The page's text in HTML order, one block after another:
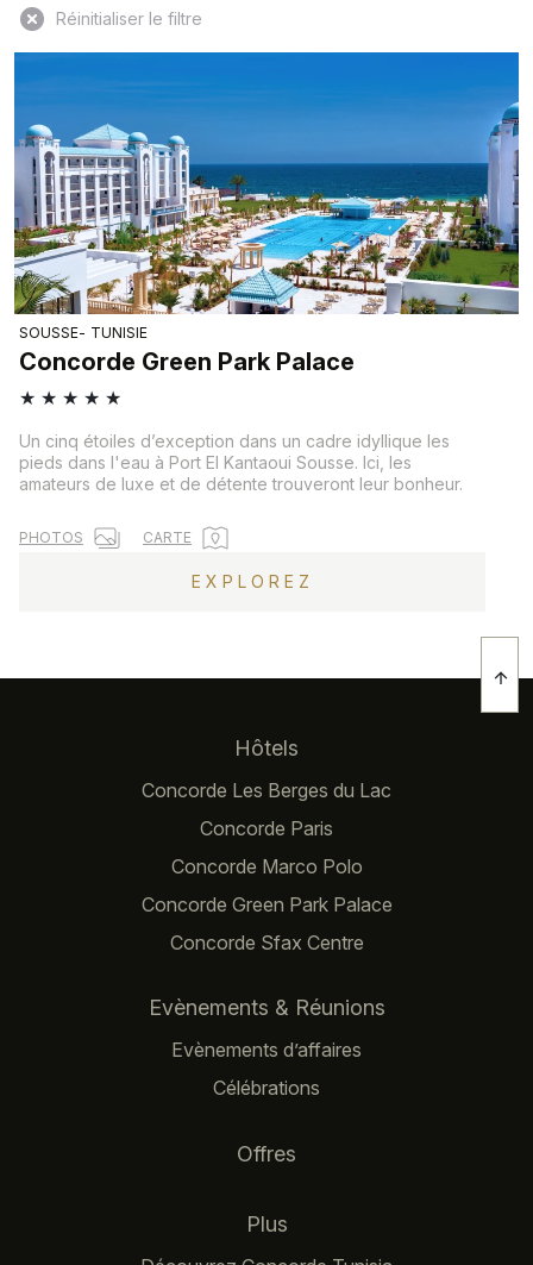
SOUSSE TUNISIE
Concorde Green Park Palace
★ ★ ★ ★ ★
Un cinq étoiles d’exception dans un cadre idyllique les
pieds dans l'eau à Port El Kantaoui Sousse. Ici, les
amateurs de luxe et de détente trouveront leur bonheur.
PHOTOS CARTE
EXPLOREZ
Hôtels
Concorde Les Berges du Lac
Concorde Paris
Concorde Marco Polo
Concorde Green Park Palace
Concorde Sfax Centre
Evènements & Réunions
Evènements d’affaires
Célébrations
Offres
Plus